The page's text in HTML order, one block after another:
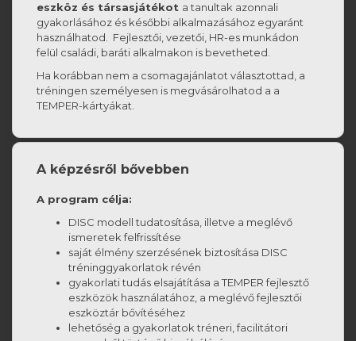
eszköz és társasjátékot a tanultak azonnali
gyakorlásához és későbbi alkalmazásához egyaránt
használhatod. Fejlesztői, vezetői, HR-es munkádon
felül családi, baráti alkalmakon is bevetheted.
Ha korábban nem a csomagajánlatot választottad, a
tréningen személyesen is megvásárolhatod a a
TEMPER-kártyákat.
A képzésről bővebben
A program célja:
DISC modell tudatosítása, illetve a meglévő
ismeretek felfrissítése
saját élmény szerzésének biztosítása DISC
tréninggyakorlatok révén
gyakorlati tudás elsajátítása a TEMPER fejlesztő
eszközök használatához, a meglévő fejlesztői
eszköztár bővítéséhez
lehetőség a gyakorlatok tréneri, facilitátori